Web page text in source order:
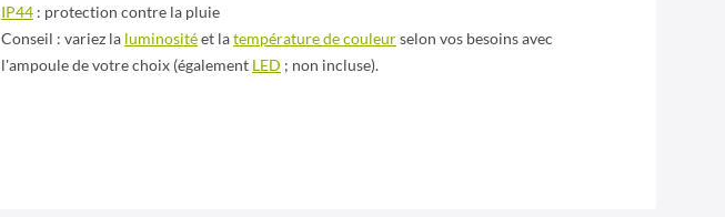
IP44 : protection contre la pluie
Conseil : variez la luminositéet latempérature de couleurselon vos besoins avec
l'ampoule de votre choix (également LED ; non incluse).